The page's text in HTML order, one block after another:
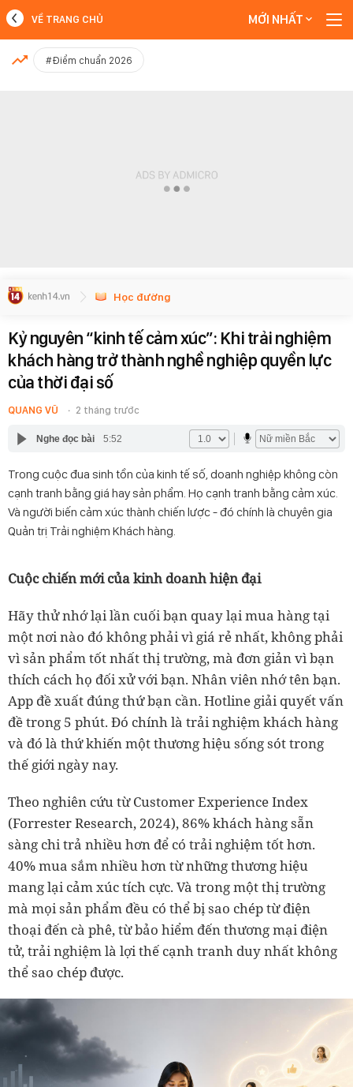
MỚI NHẤT
VỀ TRANG CHỦ MỚI NHẤT
#Điểm chuẩn 2026
Học đường
Kỷ nguyên “kinh tế cảm xúc”: Khi trải nghiệm
khách hàng trở thành nghề nghiệp quyền lực
của thời đại số
QUANG VŨ 2 tháng trước
Nghe đọc bài 5:52
Trong cuộc đua sinh tồn của kinh tế số, doanh nghiệp không còn
cạnh tranh bằng giá hay sản phẩm. Họ cạnh tranh bằng cảm xúc.
Và người biến cảm xúc thành chiến lược - đó chính là chuyên gia
Quản trị Trải nghiệm Khách hàng.
Cuộc chiến mới của kinh doanh hiện đại
Hãy thử nhớ lại lần cuối bạn quay lại mua hàng tại
một nơi nào đó không phải vì giá rẻ nhất, không phải
vì sản phẩm tốt nhất thị trường, mà đơn giản vì bạn
thích cách họ đối xử với bạn. Nhân viên nhớ tên bạn.
App đề xuất đúng thứ bạn cần. Hotline giải quyết vấn
đề trong 5 phút. Đó chính là trải nghiệm khách hàng
và đó là thứ khiến một thương hiệu sống sót trong
thế giới ngày nay.
Theo nghiên cứu từ Customer Experience Index
(Forrester Research, 2024), 86% khách hàng sẵn
sàng chi trả nhiều hơn để có trải nghiệm tốt hơn.
40% mua sắm nhiều hơn từ những thương hiệu
mang lại cảm xúc tích cực. Và trong một thị trường
mà mọi sản phẩm đều có thể bị sao chép từ điện
thoại đến cà phê, từ bảo hiểm đến thương mại điện
tử, trải nghiệm là lợi thế cạnh tranh duy nhất không
thể sao chép được.